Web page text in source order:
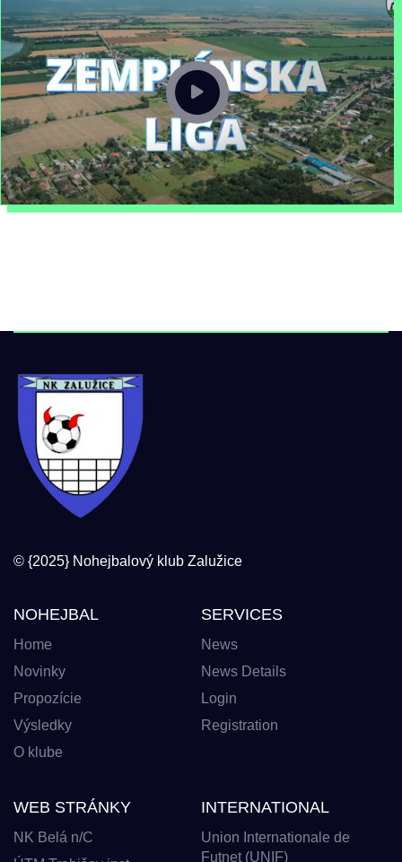
© {2025} Nohejbalový klub Zalužice
NOHEJBAL
Home
Novinky
Propozície
Výsledky
O klube
SERVICES
News
News Details
Login
Registration
WEB STRÁNKY
NK Belá n/C
INTERNATIONAL
Union Internationale de
Futnet (UNIF)